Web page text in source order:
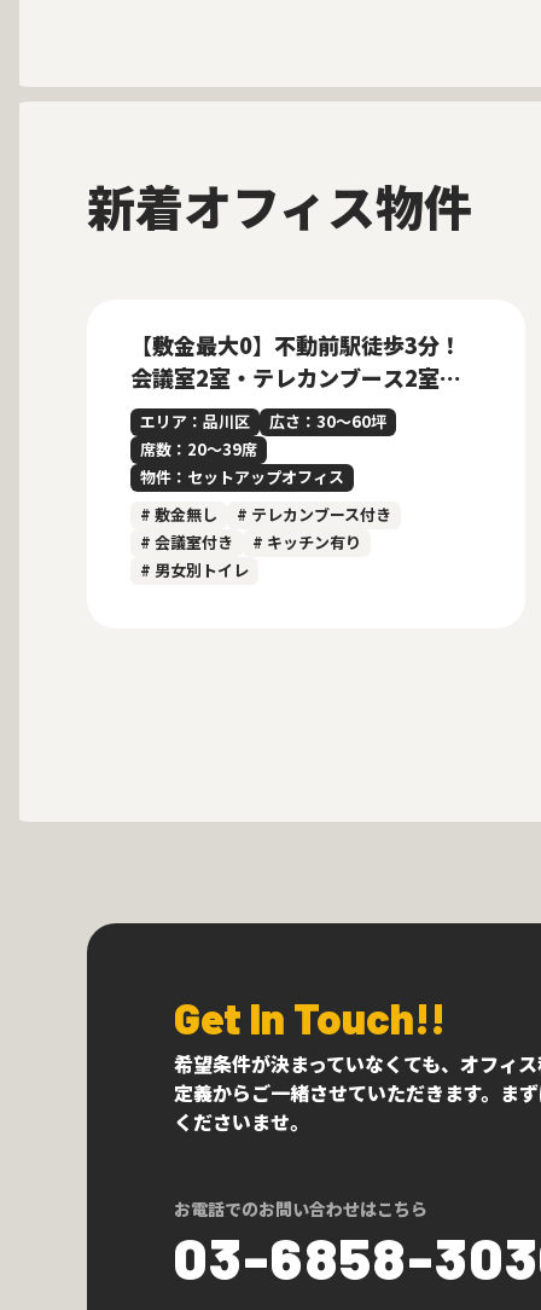
新着オフィス物件
【敷金最大0】不動前駅徒歩3分！
会議室2室・テレカンブース2室完
備のセットアップオフィス
エリア：品川区
広さ：30〜60坪
席数：20〜39席
物件：セットアップオフィス
# 敷金無し
# テレカンブース付き
# 会議室付き
# キッチン有り
# 男女別トイレ
Get In Touch!!
希望条件が決まっていなくても、オフィ
定義からご一緒させていただきます。ま
くださいませ。
お電話でのお問い合わせはこちら
03-6858-